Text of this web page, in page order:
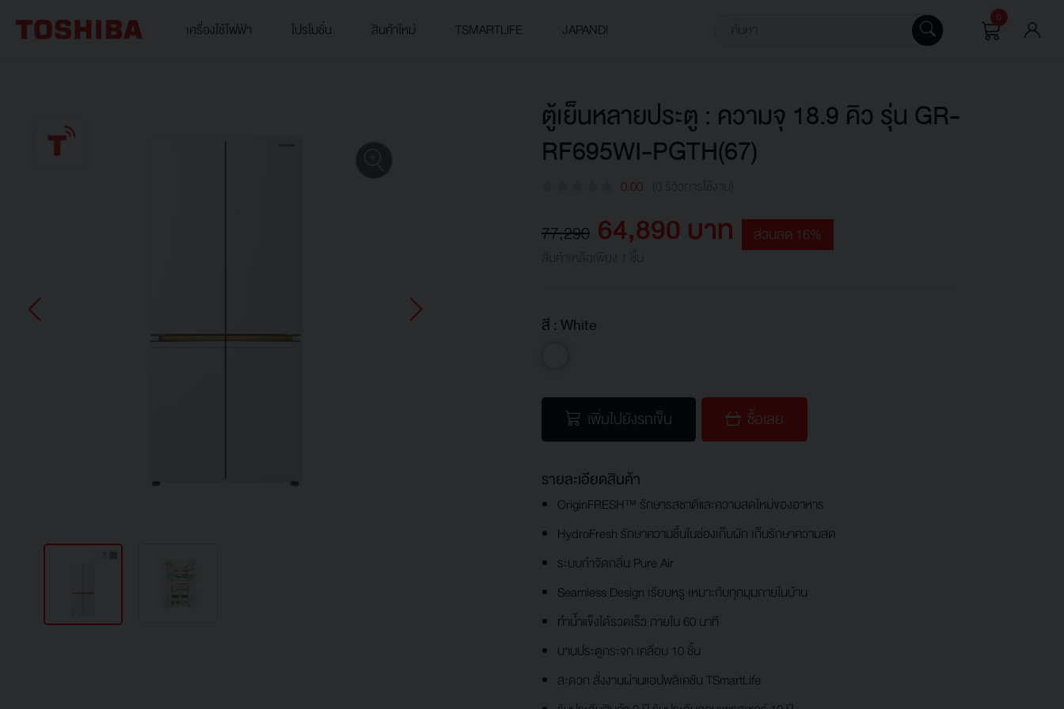
เครื่องใช้ไฟฟ้า โปรโมชั่น สินค้าใหม่ TSMARTLIFE JAPANDI
0
ตู้เย็นหลายประตู : ความจุ 18.9 คิว รุ่น GR-
RF695WI-PGTH(67)
0.00
77,290 64,890 บาท ส่วนลด 16%
สี :White
เพิ่มไปยังรถเข็น ซื้อเลย
รายละเอียดสินค้า
OriginFRESH™ รักษารสชาติและความสดใหม่ของอาหาร
HydroFresh รักษาความชื้นในช่องเก็บผัก เก็บรักษาความสด
ระบบกำจัดกลิ่น Pure Air
Seamless Design เรียบหรู เหมาะกับทุกมุมภายในบ้าน
ทำน้ำแข็งได้รวดเร็ว ภายใน 60 นาที
บานประตูกระจก เคลือบ 10 ชั้น
สะดวก สั่งงานผ่านแอปพลิเคชัน TSmartLife